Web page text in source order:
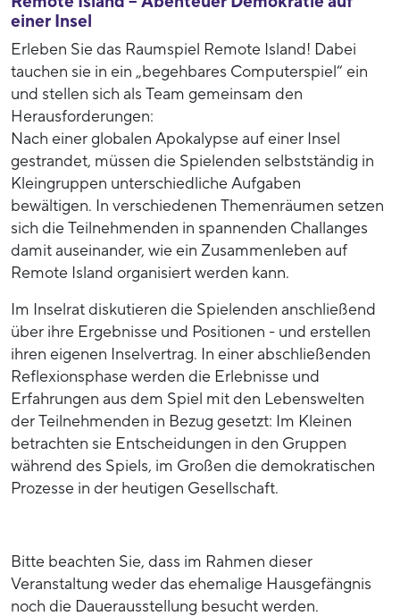
einer Insel
Erleben Sie das Raumspiel Remote Island! Dabei
tauchen sie in ein „begehbares Computerspiel“ ein
und stellen sich als Team gemeinsam den
Herausforderungen:
Nach einer globalen Apokalypse auf einer Insel
gestrandet, müssen die Spielenden selbstständig in
Kleingruppen unterschiedliche Aufgaben
bewältigen. In verschiedenen Themenräumen setzen
sich die Teilnehmenden in spannenden Challanges
damit auseinander, wie ein Zusammenleben auf
Remote Island organisiert werden kann.
Im Inselrat diskutieren die Spielenden anschließend
über ihre Ergebnisse und Positionen - und erstellen
ihren eigenen Inselvertrag. In einer abschließenden
Reflexionsphase werden die Erlebnisse und
Erfahrungen aus dem Spiel mit den Lebenswelten
der Teilnehmenden in Bezug gesetzt: Im Kleinen
betrachten sie Entscheidungen in den Gruppen
während des Spiels, im Großen die demokratischen
Prozesse in der heutigen Gesellschaft.
Bitte beachten Sie, dass im Rahmen dieser
Veranstaltung weder das ehemalige Hausgefängnis
noch die Dauerausstellung besucht werden.